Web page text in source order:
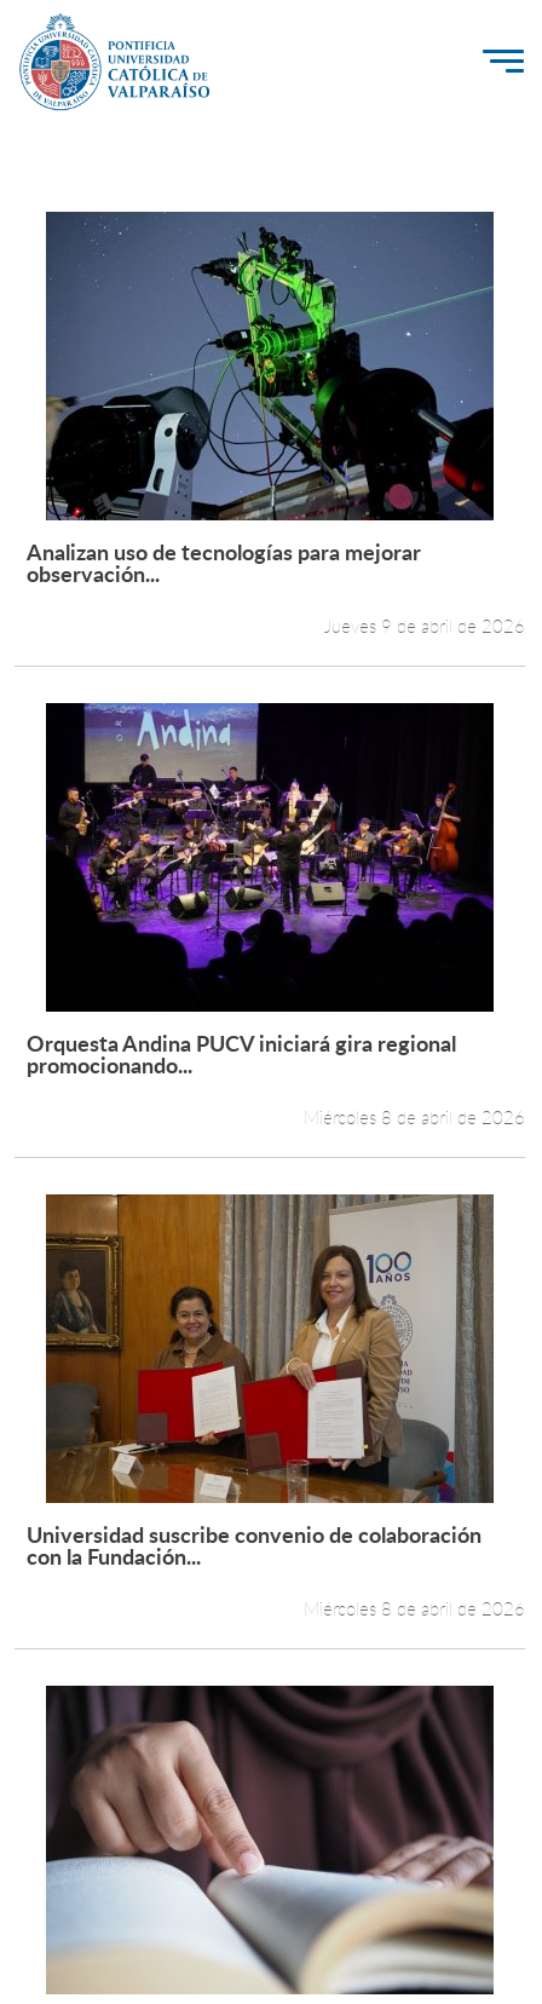
PUCV Internacional
Vinculación con el Medio
Admisión
Pregrado
Postgrado
Formación Continua
Funcionarios
Alumni
English
Leer más +
Analizan uso de tecnologías para mejorar
observación...
Jueves 9 de abril de 2026
Leer más +
Orquesta Andina PUCV iniciará gira regional
promocionando...
Miércoles 8 de abril de 2026
Leer más +
Universidad suscribe convenio de colaboración
con la Fundación...
Miércoles 8 de abril de 2026